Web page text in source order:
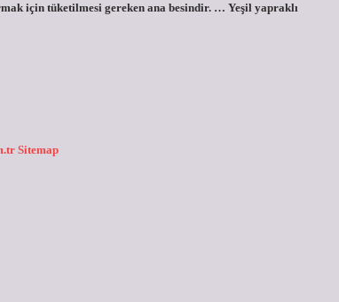
için tüketilmesi gereken ana besindir. … Yeşil yapraklı
Sitemap